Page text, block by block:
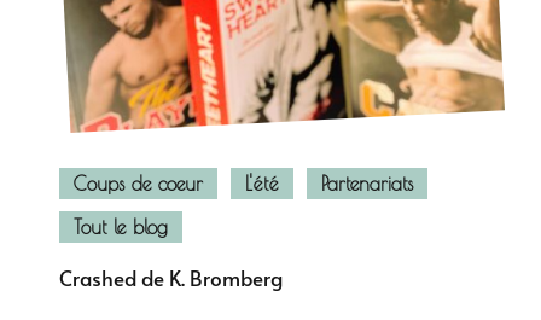
Coups de coeur L'été
Partenariats
Tout le blog
Crashed de K. Bromberg